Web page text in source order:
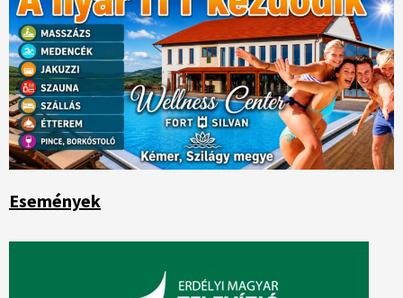
Események